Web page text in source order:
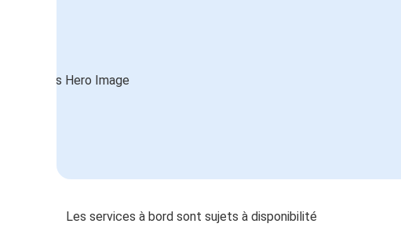
Les services à bord sont sujets à disponibilité